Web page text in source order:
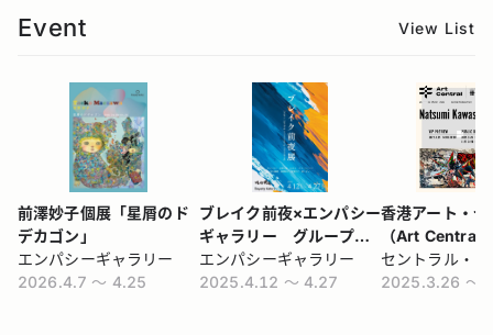
Event View List
前澤妙子個展「星屑のド
デカゴン」
エンパシーギャラリー
2026.4.7 〜 4.25
ブレイク前夜×エンパシー
ギャラリー グループ展
『ブレイク前夜』
エンパシーギャラリー
2025.4.12 〜 4.27
香港アート・
（Art Central
2025.3.26 〜